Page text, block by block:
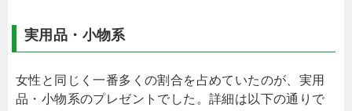
実用品・小物系
女性と同じく一番多くの割合を占めていたのが、実用
品・小物系のプレゼントでした。詳細は以下の通りで